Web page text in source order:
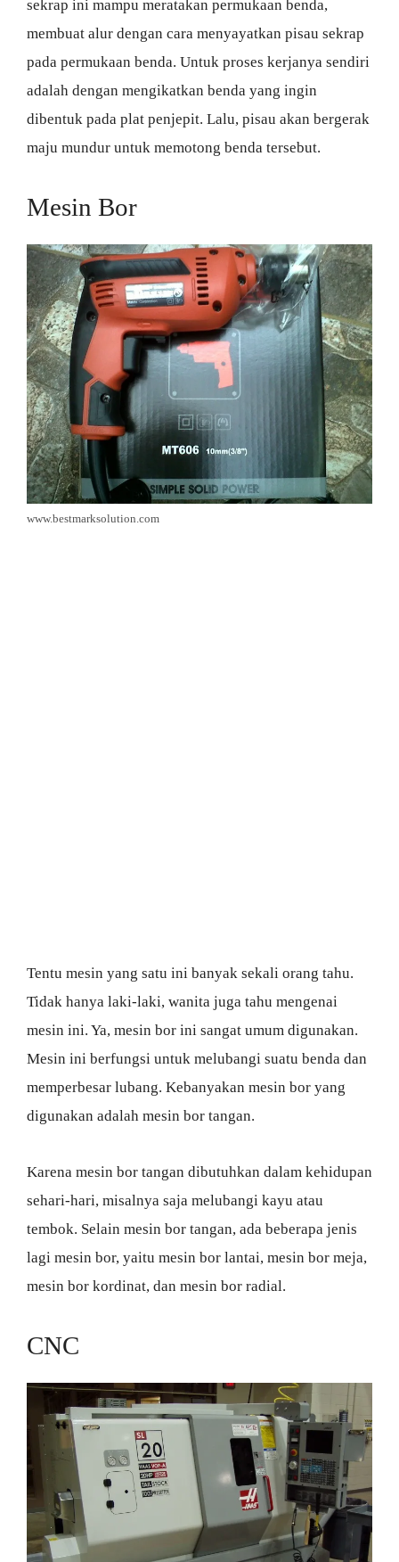
sekrap ini mampu meratakan permukaan benda,
membuat alur dengan cara menyayatkan pisau sekrap
pada permukaan benda. Untuk proses kerjanya sendiri
adalah dengan mengikatkan benda yang ingin
dibentuk pada plat penjepit. Lalu, pisau akan bergerak
maju mundur untuk memotong benda tersebut.
Mesin Bor
www.bestmarksolution.com
Tentu mesin yang satu ini banyak sekali orang tahu.
Tidak hanya laki-laki, wanita juga tahu mengenai
mesin ini. Ya, mesin bor ini sangat umum digunakan.
Mesin ini berfungsi untuk melubangi suatu benda dan
memperbesar lubang. Kebanyakan mesin bor yang
digunakan adalah mesin bor tangan.
Karena mesin bor tangan dibutuhkan dalam kehidupan
sehari-hari, misalnya saja melubangi kayu atau
tembok. Selain mesin bor tangan, ada beberapa jenis
lagi mesin bor, yaitu mesin bor lantai, mesin bor meja,
mesin bor kordinat, dan mesin bor radial.
CNC